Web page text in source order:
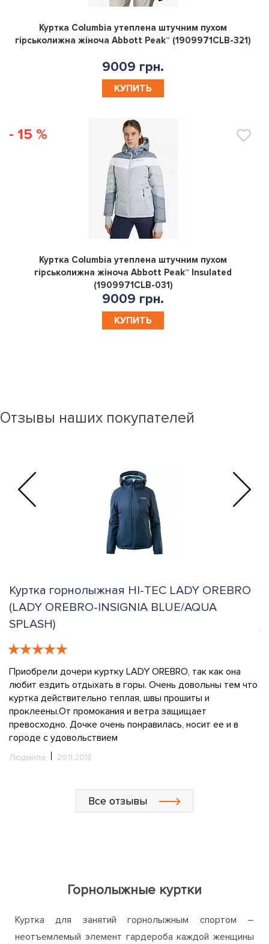
0
Куртка Columbia утеплена штучним пухом
гірськолижна жіноча Abbott Peak™ (1909971CLB-321)
9009 грн.
КУПИТЬ
- 15 %
0
Куртка Columbia утеплена штучним пухом
гірськолижна жіноча Abbott Peak™ Insulated
(1909971CLB-031)
9009 грн.
КУПИТЬ
Отзывы наших покупателей
Куртка горнолыжная HI-TEC LADY OREBRO
(LADY OREBRO-INSIGNIA BLUE/AQUA
SPLASH)
Приобрели дочери куртку LADY OREBRO, так как она
любит ездить отдыхать в горы. Очень довольны тем что
куртка действительно теплая, швы прошиты и
проклеены.От промокания и ветра защищает
превосходно. Дочке очень понравилась, носит ее и в
городе с удовольствием
Людмила 29.11.2018
Все отзывы
Горнолыжные куртки
Куртка для занятий горнолыжным спортом –
неотъемлемый элемент гардероба каждой женщины